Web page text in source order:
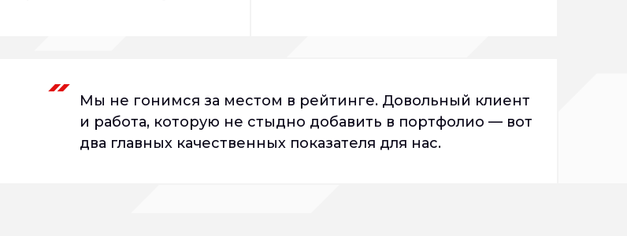
Мы не гонимся за местом в рейтинге. Довольный клиент
и работа, которую не стыдно добавить в портфолио — вот
два главных качественных показателя для нас.